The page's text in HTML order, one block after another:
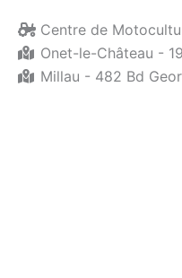
contenu
Centre de
Onet-le-Château -
Millau - 482 Bd